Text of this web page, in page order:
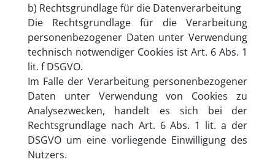
b) Rechtsgrundlage für die Datenverarbeitung
Die Rechtsgrundlage für die Verarbeitung
personenbezogener Daten unter Verwendung
technisch notwendiger Cookies ist Art. 6 Abs. 1
lit. f DSGVO.
Im Falle der Verarbeitung personenbezogener
Daten unter Verwendung von Cookies zu
Analysezwecken, handelt es sich bei der
Rechtsgrundlage nach Art. 6 Abs. 1 lit. a der
DSGVO um eine vorliegende Einwilligung des
Nutzers.